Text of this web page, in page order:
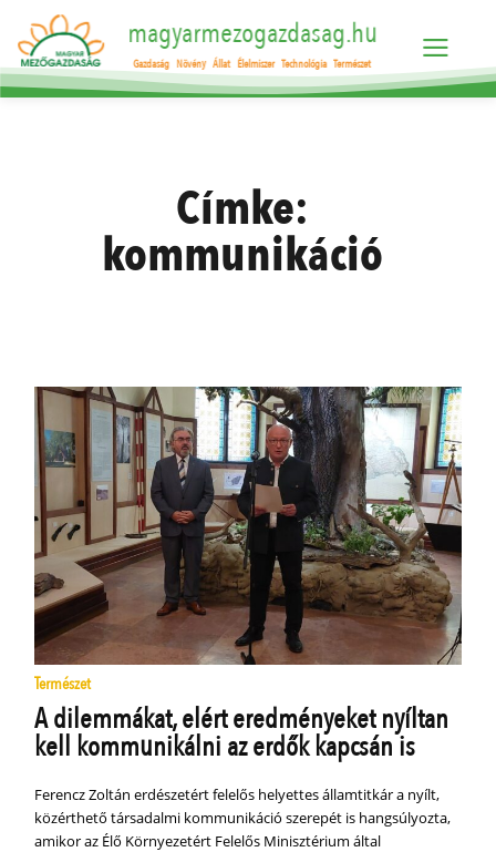
magyarmezogazdasag.hu
Gazdaság Növény Állat Élelmiszer Technológia Természet
Címke:
kommunikáció
Természet
A dilemmákat, elért eredményeket nyíltan
kell kommunikálni az erdők kapcsán is
Ferencz Zoltán erdészetért felelős helyettes államtitkár a nyílt,
közérthető társadalmi kommunikáció szerepét is hangsúlyozta,
amikor az Élő Környezetért Felelős Minisztérium által